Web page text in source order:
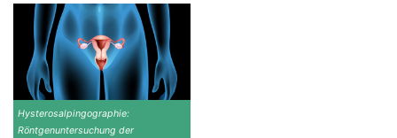
Rubriken
Hysterosalpingographie:
Röntgenuntersuchung der